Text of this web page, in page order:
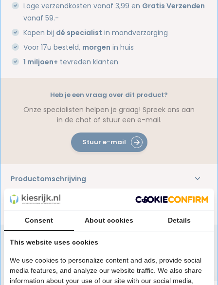
Lage verzendkosten vanaf 3,99 en Gratis Verzenden
vanaf 59.-
Kopen bij dé specialist in mondverzorging
Voor 17u besteld, morgen in huis
1 miljoen+ tevreden klanten
Productomschrijving
Reviews
Heb je een vraag over dit product?
Onze specialisten helpen je graag! Spreek ons aan
in de chat of stuur een e-mail.
Stuur e-mail
Speciaal aanbevolen voor jou
Consent About cookies Details
This website uses cookies
We use cookies to personalize content and ads, provide social
media features, and analyze our website traffic. We also share
information about your use of our site with our social media,